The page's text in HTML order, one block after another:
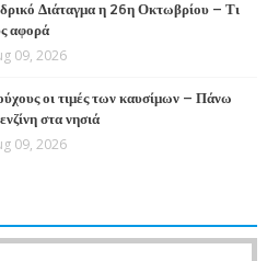
Διάταγμα η 26η Οκτωβρίου – Τι
αφορά
09, 2026
οι τιμές των καυσίμων – Πάνω
στα νησιά
09, 2026